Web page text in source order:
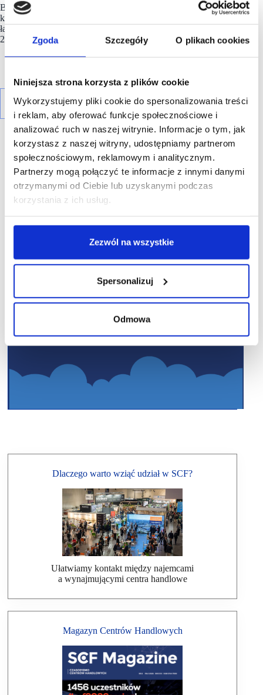
Zgoda Szczegóły O plikach cookies
Niniejsza strona korzysta z plików cookie
Wykorzystujemy pliki cookie do spersonalizowania treści
i reklam, aby oferować funkcje społecznościowe i
analizować ruch w naszej witrynie. Informacje o tym, jak
korzystasz z naszej witryny, udostępniamy partnerom
społecznościowym, reklamowym i analitycznym.
Partnerzy mogą połączyć te informacje z innymi danymi
otrzymanymi od Ciebie lub uzyskanymi podczas
korzystania z ich usług.
Zezwól na wszystkie
Spersonalizuj
Odmowa
Białej Podlaskiej i Piotrkowie Trybunalskim oraz jeden
kompaktowy sklep w formule Smart w Grójcu), zwiększając
łączną liczbę sklepów w Polsce do 106 na dzień 31 lipca
2024 r.
R E K L A M A
Dlaczego warto wziąć udział w SCF?
Ułatwiamy kontakt między najemcami
a wynajmującymi centra handlowe
Magazyn Centrów Handlowych